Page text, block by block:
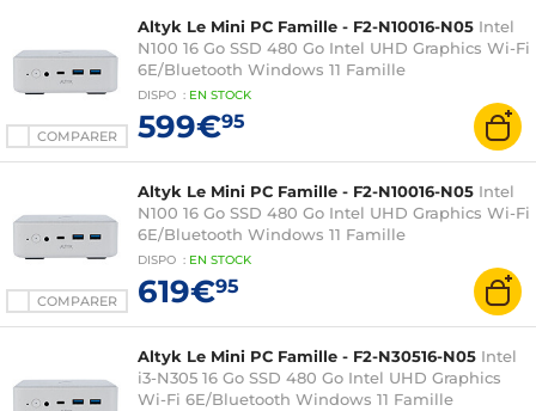
COMPARER
Altyk Le Mini PC Famille - F2-N10016-N05 Intel
N100 16 Go SSD 480 Go Intel UHD Graphics Wi-Fi
6E/Bluetooth Windows 11 Famille
DISPO : EN STOCK
599€95
COMPARER
Altyk Le Mini PC Famille - F2-N10016-N05 Intel
N100 16 Go SSD 480 Go Intel UHD Graphics Wi-Fi
6E/Bluetooth Windows 11 Famille
DISPO : EN STOCK
619€95
Altyk Le Mini PC Famille - F2-N30516-N05 Intel
i3-N305 16 Go SSD 480 Go Intel UHD Graphics
Wi-Fi 6E/Bluetooth Windows 11 Famille